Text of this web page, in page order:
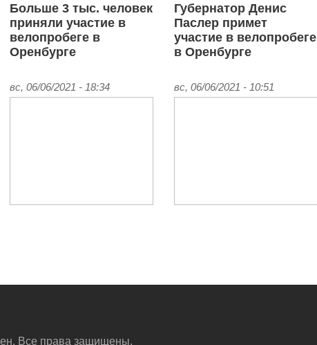
Больше 3 тыс. человек
приняли участие в
велопробеге в
Оренбурге
вс, 06/06/2021 - 18:34
Губернатор Денис
Паслер примет
участие в велопробеге
в Оренбурге
вс, 06/06/2021 - 10:51
Все права защищены.